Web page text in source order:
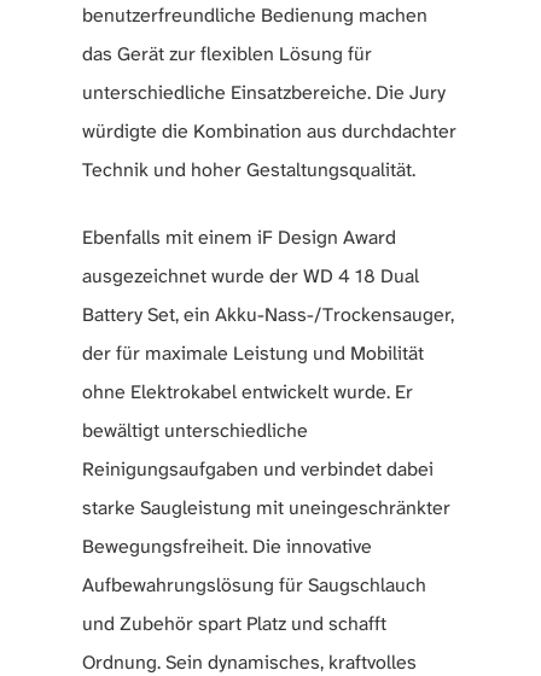
benutzerfreundliche Bedienung machen
das Gerät zur flexiblen Lösung für
unterschiedliche Einsatzbereiche. Die Jury
würdigte die Kombination aus durchdachter
Technik und hoher Gestaltungsqualität.
Ebenfalls mit einem iF Design Award
ausgezeichnet wurde der WD 4 18 Dual
Battery Set, ein Akku-Nass-/Trockensauger,
der für maximale Leistung und Mobilität
ohne Elektrokabel entwickelt wurde. Er
bewältigt unterschiedliche
Reinigungsaufgaben und verbindet dabei
starke Saugleistung mit uneingeschränkter
Bewegungsfreiheit. Die innovative
Aufbewahrungslösung für Saugschlauch
und Zubehör spart Platz und schafft
Ordnung. Sein dynamisches, kraftvolles